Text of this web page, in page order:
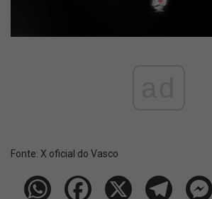
Fonte: X oficial do Vasco